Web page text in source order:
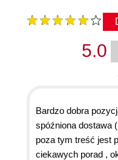
5.0
Bardzo dobra
spóźniona dostawa
poza tym treść jest
ciekawych porad ,